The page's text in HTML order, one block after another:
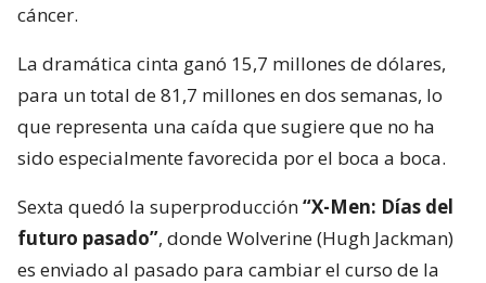
cáncer.
La dramática cinta ganó 15,7 millones de dólares,
para un total de 81,7 millones en dos semanas, lo
que representa una caída que sugiere que no ha
sido especialmente favorecida por el boca a boca.
Sexta quedó la superproducción“X-Men: Días del
futuro pasado”, donde Wolverine (Hugh Jackman)
es enviado al pasado para cambiar el curso de la